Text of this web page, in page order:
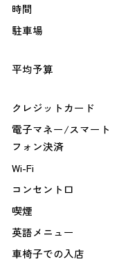
時間
駐車場
平均予算
クレジットカード
電子マネー/スマート
フォン決済
Wi-Fi
コンセント口
喫煙
英語メニュー
車椅子での入店